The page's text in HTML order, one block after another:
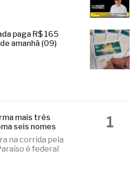
paga R$ 165
amanhã (09)
mais três
seis nomes
na corrida pela
é federal
1